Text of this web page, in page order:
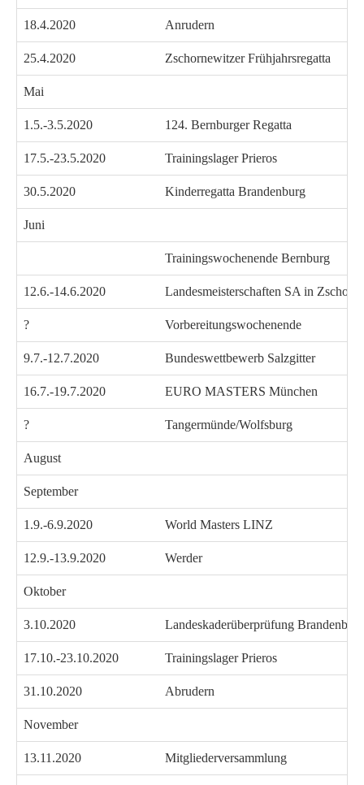
18.4.2020 Anrudern
25.4.2020 Zschornewitzer Frühjahrsregatta
Mai
1.5.-3.5.2020 124. Bernburger Regatta
17.5.-23.5.2020 Trainingslager Prieros
30.5.2020 Kinderregatta Brandenburg
Juni
Trainingswochenende Bernburg
12.6.-14.6.2020 Landesmeisterschaften SA in
? Vorbereitungswochenende
9.7.-12.7.2020 Bundeswettbewerb Salzgitter
16.7.-19.7.2020 EURO MASTERS München
? Tangermünde/Wolfsburg
August
September
1.9.-6.9.2020 World Masters LINZ
12.9.-13.9.2020 Werder
Oktober
3.10.2020 Landeskaderüberprüfung Brandenburg
17.10.-23.10.2020 Trainingslager Prieros
31.10.2020 Abrudern
November
13.11.2020 Mitgliederversammlung